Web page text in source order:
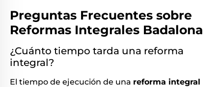
Preguntas Frecuentes sobre
Reformas Integrales Badalona
¿Cuánto tiempo tarda una reforma
integral?
El tiempo de ejecución de una reforma integral